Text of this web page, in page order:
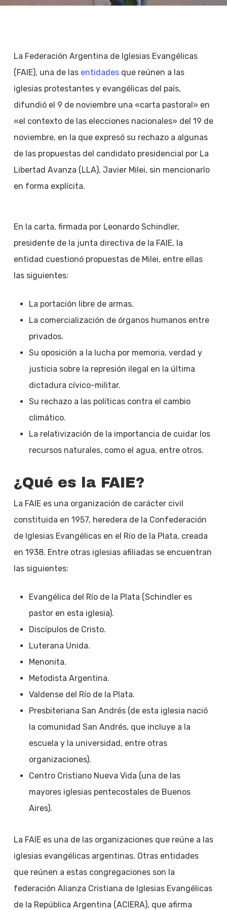
La Federación Argentina de Iglesias Evangélicas
(FAIE), una de las entidadesque reúnen a las
iglesias protestantes y evangélicas del país,
difundió el 9 de noviembre una «carta pastoral» en
«el contexto de las elecciones nacionales» del 19 de
noviembre, en la que expresó su rechazo a algunas
de las propuestas del candidato presidencial por La
Libertad Avanza (LLA), Javier Milei, sin mencionarlo
en forma explícita.
En la carta, firmada por Leonardo Schindler,
presidente de la junta directiva de la FAIE, la
entidad cuestionó propuestas de Milei, entre ellas
las siguientes:
La portación libre de armas.
La comercialización de órganos humanos entre
privados.
Su oposición a la lucha por memoria, verdad y
justicia sobre la represión ilegal en la última
dictadura cívico-militar.
Su rechazo a las políticas contra el cambio
climático.
La relativización de la importancia de cuidar los
recursos naturales, como el agua, entre otros.
¿Qué es la FAIE?
La FAIE es una organización de carácter civil
constituida en 1957, heredera de la Confederación
de Iglesias Evangélicas en el Río de la Plata, creada
en 1938. Entre otras iglesias afiliadas se encuentran
las siguientes:
Evangélica del Río de la Plata (Schindler es
pastor en esta iglesia).
Discípulos de Cristo.
Luterana Unida.
Menonita.
Metodista Argentina.
Valdense del Río de la Plata.
Presbiteriana San Andrés (de esta iglesia nació
la comunidad San Andrés, que incluye a la
escuela y la universidad, entre otras
organizaciones).
Centro Cristiano Nueva Vida (una de las
mayores iglesias pentecostales de Buenos
Aires).
La FAIE es una de las organizaciones que reúne a las
iglesias evangélicas argentinas. Otras entidades
que reúnen a estas congregaciones son la
federación Alianza Cristiana de Iglesias Evangélicas
de la República Argentina (ACIERA), que afirma